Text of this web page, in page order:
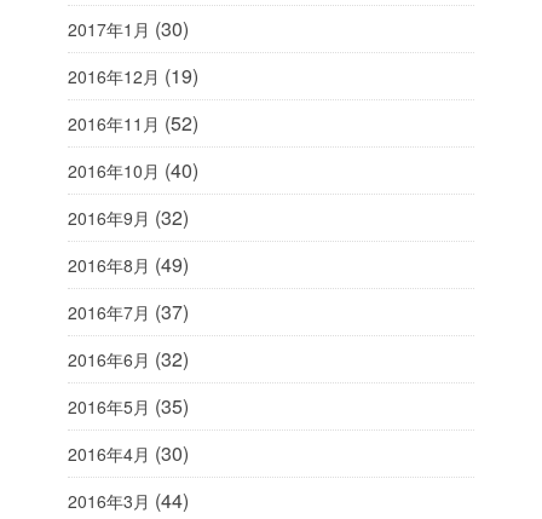
2017年1月 (30)
2016年12月 (19)
2016年11月 (52)
2016年10月 (40)
2016年9月 (32)
2016年8月 (49)
2016年7月 (37)
2016年6月 (32)
2016年5月 (35)
2016年4月 (30)
2016年3月 (44)